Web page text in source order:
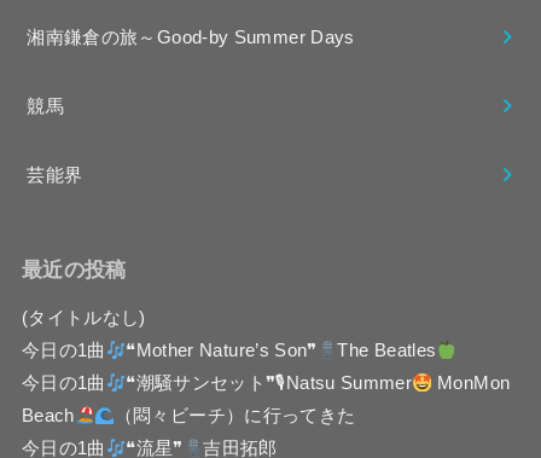
湘南鎌倉の旅～Good-by Summer Days
競馬
芸能界
最近の投稿
(タイトルなし)
今日の1曲
❝Mother Nature’s Son❞
The Beatles
今日の1曲
❝潮騒サンセット❞🎙Natsu Summer
MonMon
Beach
（悶々ビーチ）に行ってきた
今日の1曲
❝流星❞ 吉田拓郎